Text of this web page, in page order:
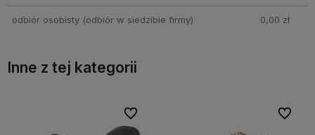
odbiór osobisty(odbiór w siedzibie firmy) 0,00 zł
Inne z tej kategorii
Do ulubionych
Do ulubionych Do
Do